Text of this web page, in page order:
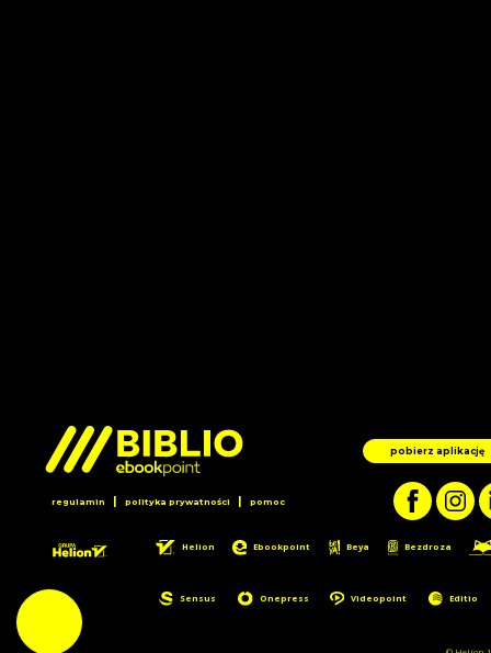
pobierz aplikację
regulamin | polityka prywatności | pomoc
Helion Ebookpoint Beya Bezdroza
Sensus Onepress Videopoint Editio